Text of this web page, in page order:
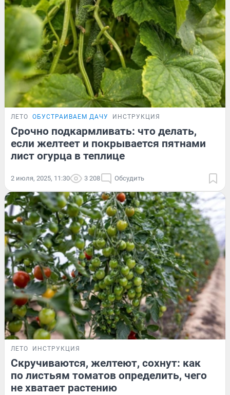
ЛЕТО ОБУСТРАИВАЕМ ДАЧУ ИНСТРУКЦИЯ
Срочно подкармливать: что делать,
если желтеет и покрывается пятнами
лист огурца в теплице
2 июля, 2025, 11:30 3 208 Обсудить
ЛЕТО ИНСТРУКЦИЯ
Скручиваются, желтеют, сохнут: как
по листьям томатов определить, чего
не хватает растению